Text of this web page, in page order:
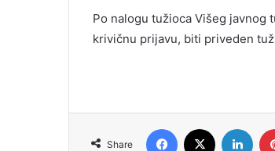
Po nalogu tužioca Višeg javnog
krivičnu prijavu, biti priveden
Share